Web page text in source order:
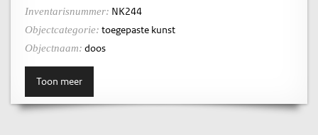
Inventarisnummer: NK244
Objectcategorie: toegepaste kunst
Objectnaam: doos
Toon meer